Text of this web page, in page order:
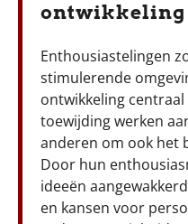
ontwikkeling
Enthousiastelingen
stimulerende
ontwikkeling
toewijding werken
anderen om ook het
Door hun
ideeën
en kansen voor